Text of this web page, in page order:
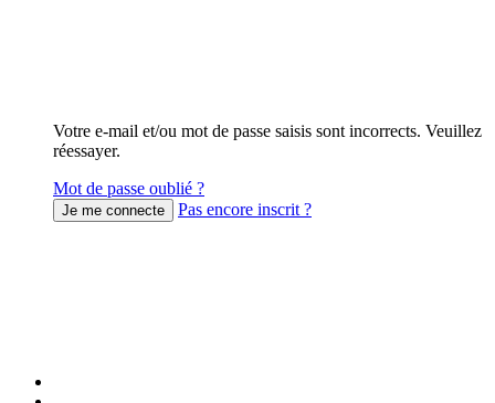
Votre e-mail et/ou mot de passe saisis sont incorrects. Veuillez
réessayer.
Mot de passe oublié ?
Pas encore inscrit ?